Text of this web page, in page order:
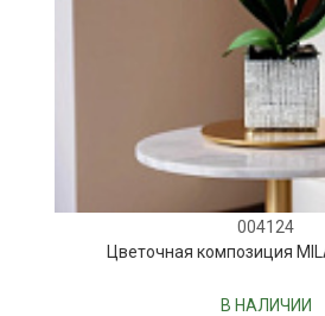
004124
Цветочная композиция
В НАЛИЧИИ